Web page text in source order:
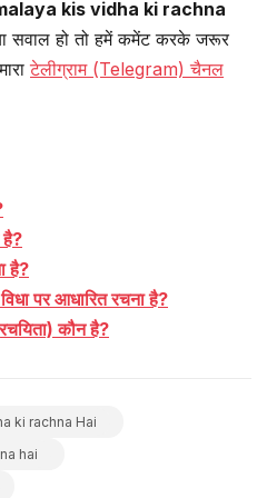
kis vidha ki rachna
सवाल हो तो हमें कमेंट करके जरूर
टेलीग्राम (Telegram) चैनल
है?
पर आधारित रचना है?
कौन है?
ki rachna Hai
hai